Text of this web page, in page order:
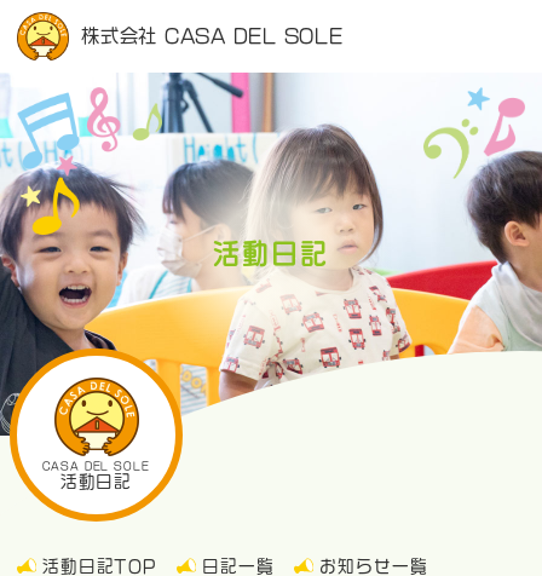
株式会社 CASA DEL SOLE
活動日記
CASA DEL SOLE
活動日記
活動日記TOP 日記一覧 お知らせ一覧